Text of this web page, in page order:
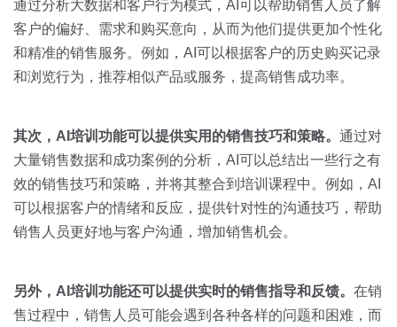
交易跟进
培训辅导
通过分析大数据和客户行为模式，AI可以帮助销售人员了解
客户的偏好、需求和购买意向，从而为他们提供更加个性化
和精准的销售服务。例如，AI可以根据客户的历史购买记录
和浏览行为，推荐相似产品或服务，提高销售成功率。
其次， AI 培训功能可以提供实用的销售技巧和策略。 通过对
大量销售数据和成功案例的分析，AI可以总结出一些行之有
效的销售技巧和策略，并将其整合到培训课程中。例如，AI
可以根据客户的情绪和反应，提供针对性的沟通技巧，帮助
销售人员更好地与客户沟通，增加销售机会。
另外， AI 培训功能还可以提供实时的销售指导和反馈。 在销
售过程中，销售人员可能会遇到各种各样的问题和困难，而